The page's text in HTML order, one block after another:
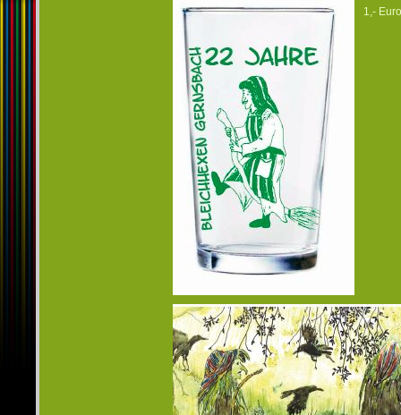
1,- Euro